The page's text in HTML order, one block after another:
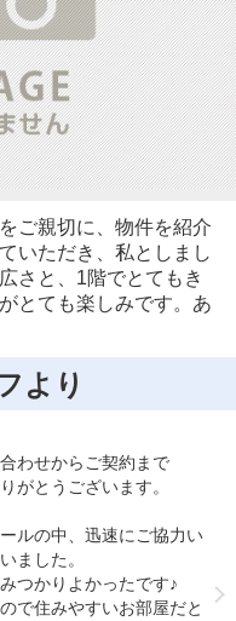
ご親切に、物件を紹介
いただき、私としまし
さと、1階でとてもき
とても楽しみです。あ
より
わせからご契約まで
がとうございます。
ルの中、迅速にご協力い
ました。
つかりよかったです♪
で住みやすいお部屋だと